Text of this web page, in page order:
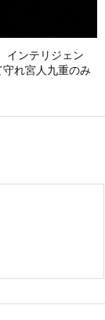
ンテリジェン
れ宮人九重のみ